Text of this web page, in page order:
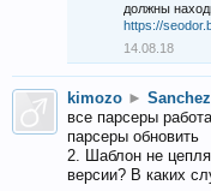
должны
https://
14.08.18
kimozo ► Sanchez
все парсеры
парсеры обновить
2. Шаблон не
версии? В каких